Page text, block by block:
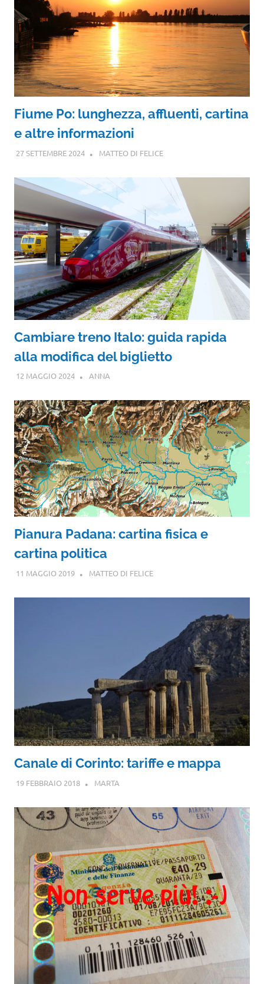
Fiume Po: lunghezza, affluenti, cartina
e altre informazioni
27 SETTEMBRE 2024 MATTEO DI FELICE
Cambiare treno Italo: guida rapida
alla modifica del biglietto
12 MAGGIO 2024 ANNA
Pianura Padana: cartina fisica e
cartina politica
11 MAGGIO 2019 MATTEO DI FELICE
Canale di Corinto: tariffe e mappa
19 FEBBRAIO 2018 MARTA